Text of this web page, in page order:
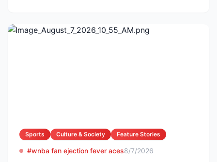
Sports Culture & Society Feature Stories
#wnba fan ejection fever aces8/7/2026